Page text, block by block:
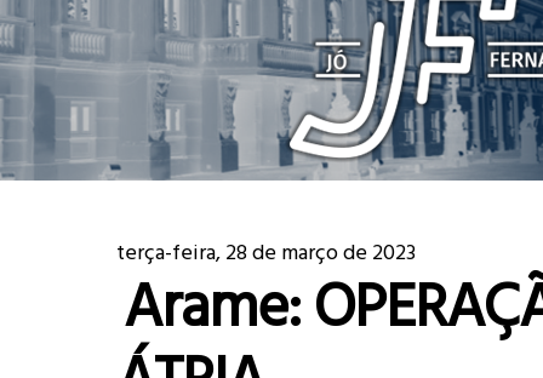
terça-feira, 28 de março de 2023
Arame: